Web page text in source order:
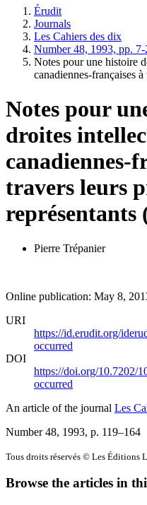
Érudit
Journals
Les Cahiers des dix
Number 48, 1993, pp. 7-
Notes pour une histoire
canadiennes-françaises
Notes pour
droites
canadiennes-
travers leurs
représentants
Pierre Trépanier
Online publication: May 8,
URI
https://id.erudit.org/
occurred
DOI
https://doi.org/10.7202/
occurred
An article of the journal Les
Number 48, 1993, p. 119–164
Tous droits réservés © Les Éditions
Browse the articles in